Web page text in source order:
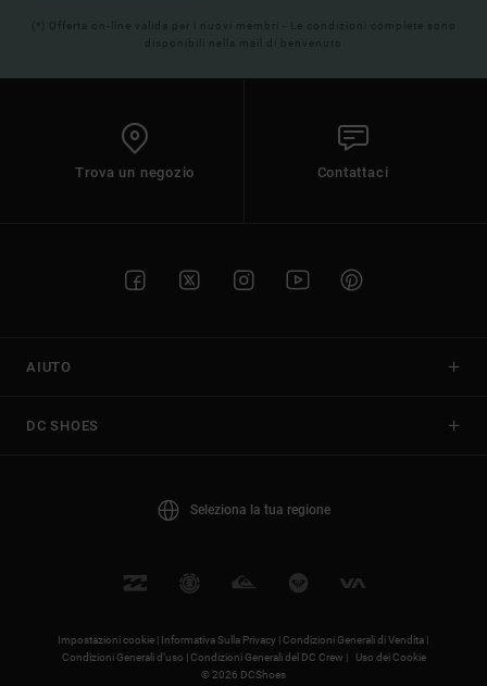
(*) Offerta on-line valida per i nuovi membri - Le condizioni complete sono
disponibili nella mail di benvenuto
Trova un negozio Contattaci
AIUTO
DC SHOES
Seleziona la tua regione
Impostazioni cookie | Informativa Sulla Privacy |Condizioni Generali di Vendita |
Condizioni Generali d’uso |Condizioni Generali del DC Crew |
Uso dei Cookie
© 2026 DCShoes